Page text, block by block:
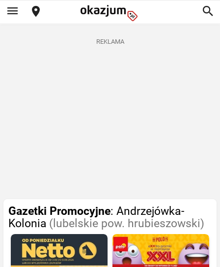
REKLAMA
Gazetki Promocyjne: Andrzejówka-
Kolonia (lubelskie pow. hrubieszowski)